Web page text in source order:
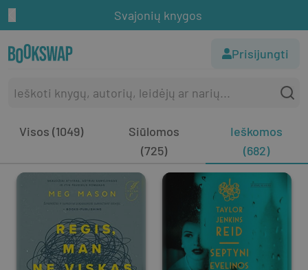
Svajonių knygos
Prisijungti
Visos (1049)
Siūlomos
(725)
Ieškomos
(682)